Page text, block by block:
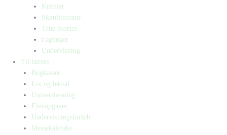
Krimier
Skønlitteratur
True Stories
Fagbøger
Undervisning
Til lærere
Bogkasser
Lix og let-tal
Universlæsning
Elevopgaver
Undervisningsforløb
Messekalender